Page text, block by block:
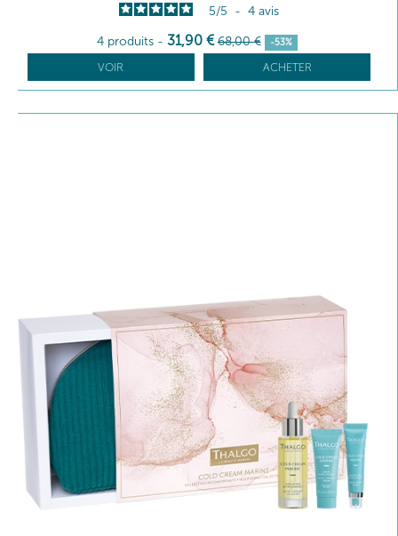
5/5 - 4 avis
4 produits - 31,90 € 68,00 € -53%
VOIR ACHETER